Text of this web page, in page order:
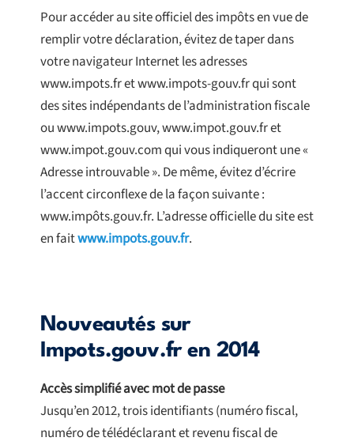
Pour accéder au site officiel des impôts en vue de
remplir votre déclaration, évitez de taper dans
votre navigateur Internet les adresses
www.impots.fr et www.impots-gouv.fr qui sont
des sites indépendants de l’administration fiscale
ou www.impots.gouv, www.impot.gouv.fr et
www.impot.gouv.com qui vous indiqueront une «
Adresse introuvable ». De même, évitez d’écrire
l’accent circonflexe de la façon suivante :
www.impôts.gouv.fr. L’adresse officielle du site est
en faitwww.impots.gouv.fr.
Nouveautés sur
Impots.gouv.fr en 2014
Accès simplifié avec mot de passe
Jusqu’en 2012, trois identifiants (numéro fiscal,
numéro de télédéclarant et revenu fiscal de